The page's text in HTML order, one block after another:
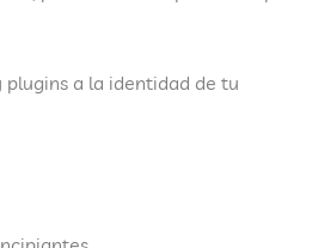
a la identidad de tu